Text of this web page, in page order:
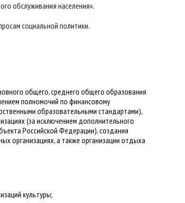
обслуживания населения».
социальной политики.
общего, среднего общего образования
полномочий по финансовому
образовательными стандартами),
(за исключением дополнительного
Российской Федерации), создания
организациях, а также организации отдыха
культуры;